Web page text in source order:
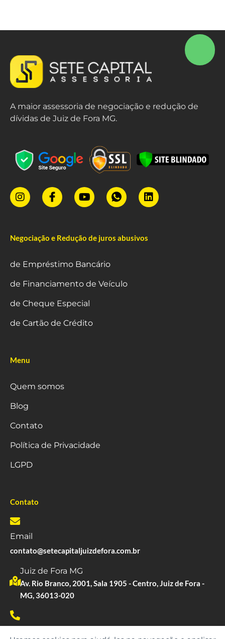
A maior assessoria de negociação e redução de
dívidas de Juiz de Fora MG.
Negociação e Redução de juros abusivos
de Empréstimo Bancário
de Financiamento de Veículo
de Cheque Especial
de Cartão de Crédito
Menu
Quem somos
Blog
Contato
Política de Privacidade
LGPD
Contato
Email
contato@setecapitaljuizdefora.com.br
Juiz de Fora MG
Av. Rio Branco, 2001, Sala 1905 - Centro, Juiz de Fora -
MG, 36013-020